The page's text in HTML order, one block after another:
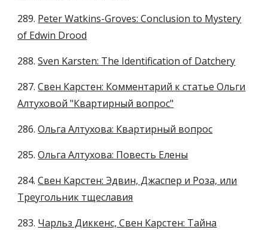
289. Peter Watkins-Groves: Conclusion to Mystery
of Edwin Drood
288.Sven Karsten: The Identification of Datchery
287.Свен Карстен: Комментарий к статье Ольги
Алтуховой "Квартирный вопрос"
286.Ольга Алтухова: Квартирный вопрос
285.Ольга Алтухова: Повесть Елены
284.Свен Карстен: Эдвин, Джаспер и Роза, или
Треугольник тщеславия
283. Чарльз Диккенс, Свен Карстен: Тайна